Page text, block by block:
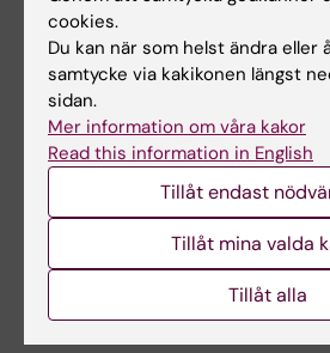
23 jan 2024
Omtalat diabetesläkemedel verkar
svår leversjukdom
Ozempic och andra GLP1-analoger
minskad risk att utveckla
hos personer med typ 2-diabetes
leversjukdom. Det visar en
Karolinska Institutet publicerad i
cookies.
Du kan när som helst ändra eller
samtycke via kakikonen längst
sidan.
Mer information om våra kakor
Read this information in English
Tillåt endast
Tillåt mina valda
Tillåt alla